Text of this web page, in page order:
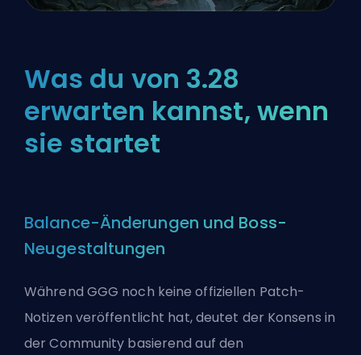
Was du von 3.28
erwarten kannst, wenn
sie startet
Balance-Änderungen und Boss-
Neugestaltungen
Während GGG noch keine offiziellen Patch-
Notizen veröffentlicht hat, deutet der Konsens in
der Community basierend auf den